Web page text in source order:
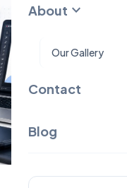
About expand_more
Our Gallery
Contact
Blog